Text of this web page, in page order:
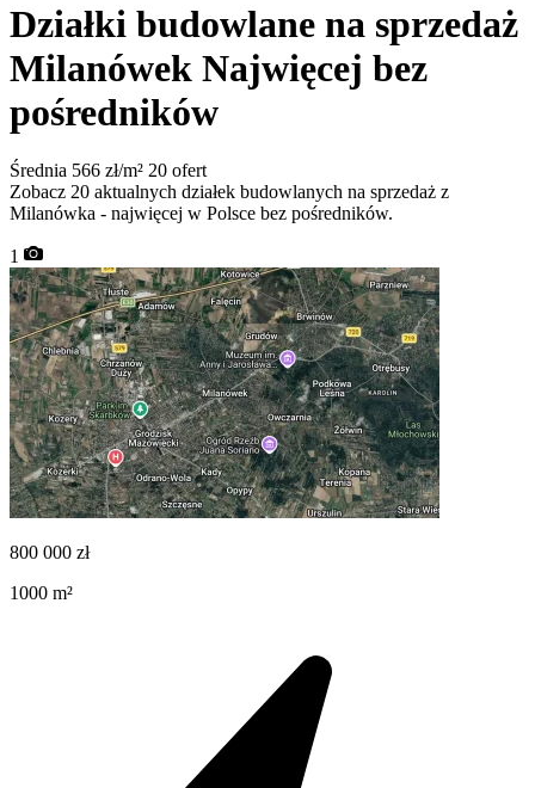
Działki budowlane na sprzedaż
Milanówek Najwięcej bez
pośredników
Średnia 566 zł/m² 20 ofert
Zobacz 20 aktualnych działek budowlanych na sprzedaż z
Milanówka - najwięcej w Polsce bez pośredników.
1
800 000 zł
1000 m²